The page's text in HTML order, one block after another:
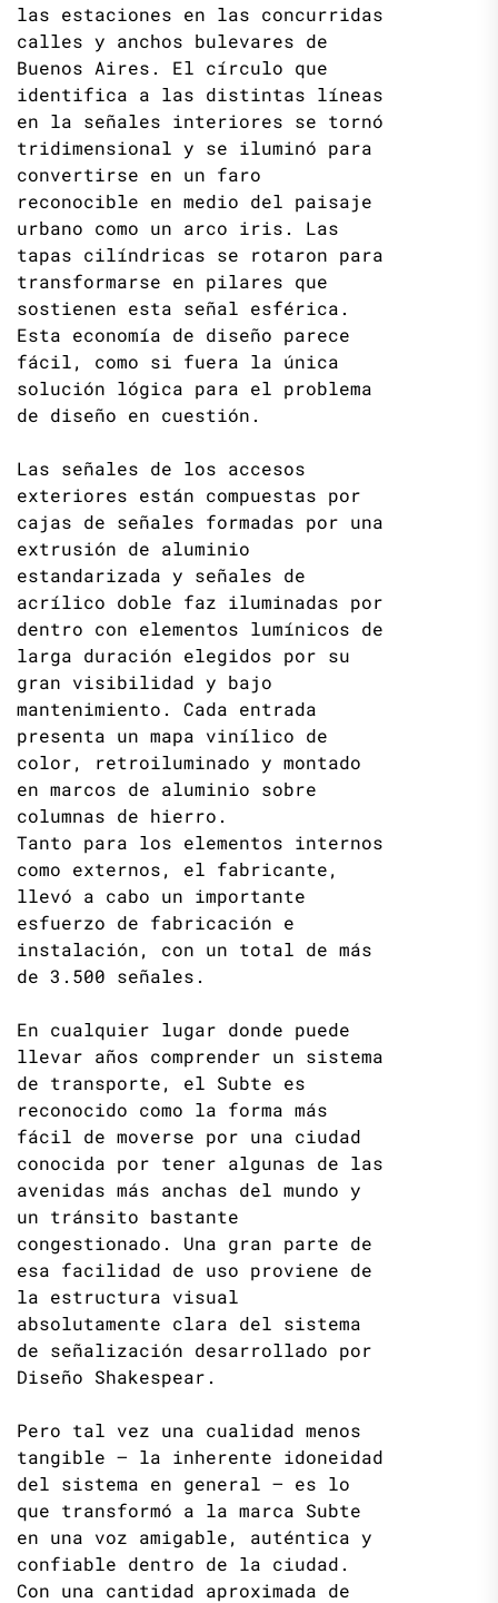
las estaciones en las concurridas
calles y anchos bulevares de
Buenos Aires. El círculo que
identifica a las distintas líneas
en la señales interiores se tornó
tridimensional y se iluminó para
convertirse en un faro
reconocible en medio del paisaje
urbano como un arco iris. Las
tapas cilíndricas se rotaron para
transformarse en pilares que
sostienen esta señal esférica.
Esta economía de diseño parece
fácil, como si fuera la única
solución lógica para el problema
de diseño en cuestión.
Las señales de los accesos
exteriores están compuestas por
cajas de señales formadas por una
extrusión de aluminio
estandarizada y señales de
acrílico doble faz iluminadas por
dentro con elementos lumínicos de
larga duración elegidos por su
gran visibilidad y bajo
mantenimiento. Cada entrada
presenta un mapa vinílico de
color, retroiluminado y montado
en marcos de aluminio sobre
columnas de hierro.
Tanto para los elementos internos
como externos, el fabricante,
llevó a cabo un importante
esfuerzo de fabricación e
instalación, con un total de más
de 3.500 señales.
En cualquier lugar donde puede
llevar años comprender un sistema
de transporte, el Subte es
reconocido como la forma más
fácil de moverse por una ciudad
conocida por tener algunas de las
avenidas más anchas del mundo y
un tránsito bastante
congestionado. Una gran parte de
esa facilidad de uso proviene de
la estructura visual
absolutamente clara del sistema
de señalización desarrollado por
Diseño Shakespear.
Pero tal vez una cualidad menos
tangible — la inherente idoneidad
del sistema en general — es lo
que transformó a la marca Subte
en una voz amigable, auténtica y
confiable dentro de la ciudad.
Con una cantidad aproximada de